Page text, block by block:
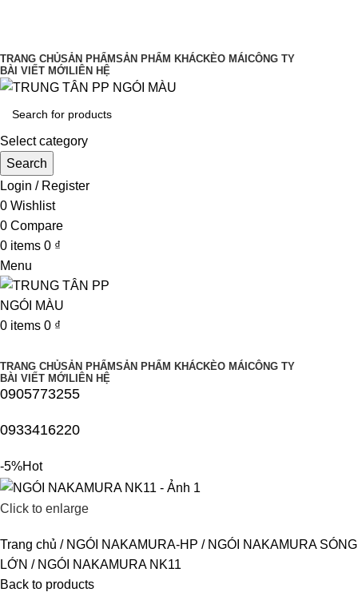
TRANG CHỦSẢN PHẨMSẢN PHẨM KHÁCKÈO MÁI CÔNG TY
BÀI VIẾT MỚI LIÊN HỆ
Select category
Search
Login / Register
0 Wishlist
0 Compare
0 items 0 ₫
Menu
0 items 0 ₫
TRANG CHỦSẢN PHẨMSẢN PHẨM KHÁCKÈO MÁI CÔNG TY
BÀI VIẾT MỚI LIÊN HỆ
0905773255
0933416220
-5%Hot
Click to enlarge
Trang chủ NGÓI NAKAMURA-HP
NGÓI NAKAMURA SÓNG
LỚN
NGÓI NAKAMURA NK11
Back to products